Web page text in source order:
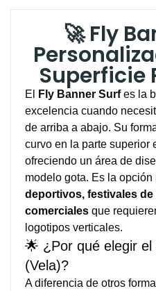
🚀 Fly
Superficie
El Fly Banner Surfes la
excelencia cuando
de arriba a abajo. Su
curvo en la parte superior
ofreciendo un área de
modelo gota. Es la opción
deportivos, festivales
comerciales que
logotipos verticales.
🌟 ¿Por qué elegir
(Vela)?
A diferencia de otros